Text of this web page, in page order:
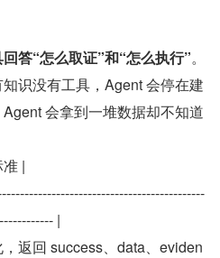
答“怎么取证”和“怎么执行”​。
识没有工具，Agent 会停在建
会拿到一堆数据却不知道
|
|
返回 success、data、eviden